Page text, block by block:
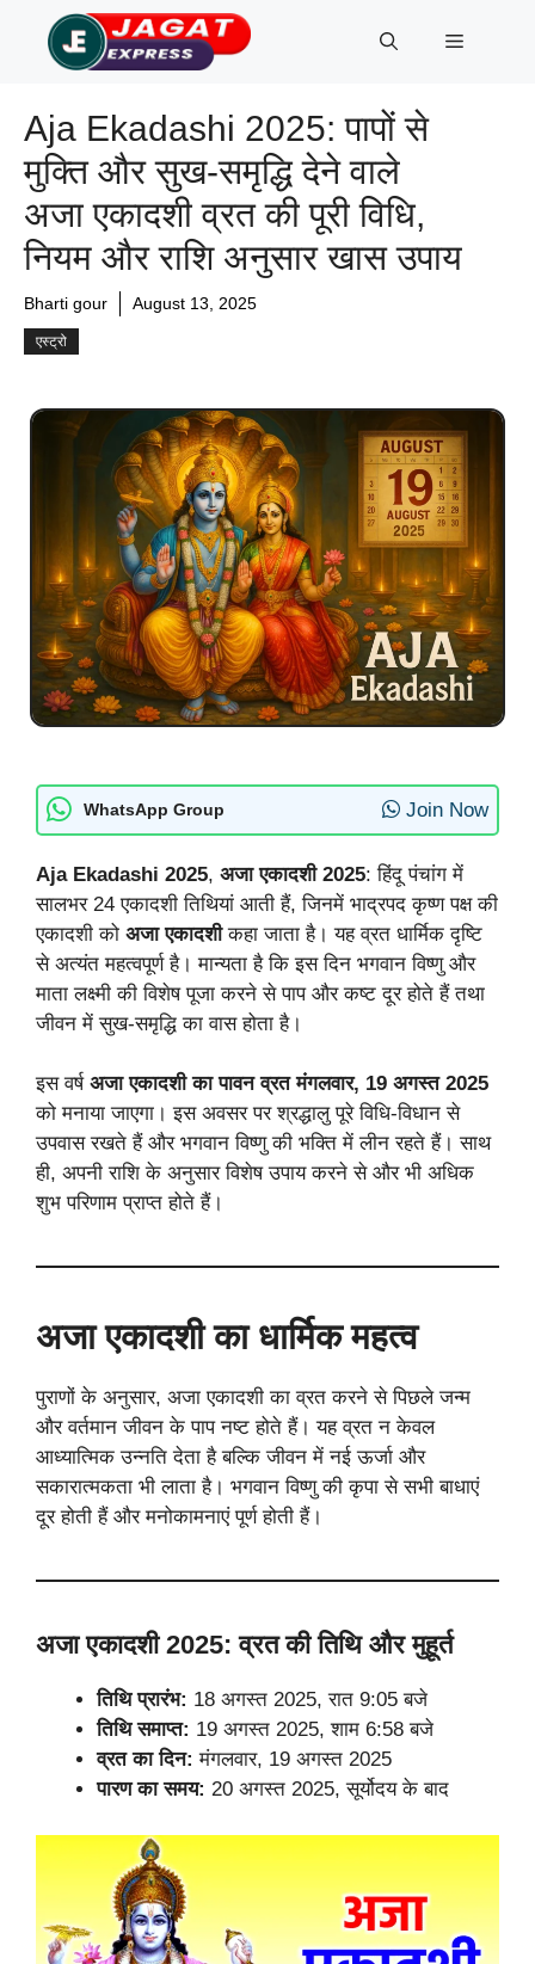
content
Menu
Aja Ekadashi 2025: पापों से
मुक्ति और सुख-समृद्धि देने वाले
अजा एकादशी व्रत की पूरी विधि,
नियम और राशि अनुसार खास उपाय
Bharti gour August 13, 2025
एस्ट्रो
WhatsApp Group Join Now
Aja Ekadashi 2025, अजा एकादशी 2025: हिंदू पंचांग में
सालभर 24 एकादशी तिथियां आती हैं, जिनमें भाद्रपद कृष्ण पक्ष की
एकादशी को अजा एकादशीकहा जाता है। यह व्रत धार्मिक दृष्टि
से अत्यंत महत्वपूर्ण है। मान्यता है कि इस दिन भगवान विष्णु और
माता लक्ष्मी की विशेष पूजा करने से पाप और कष्ट दूर होते हैं तथा
जीवन में सुख-समृद्धि का वास होता है।
इस वर्ष अजा एकादशी का पावन व्रत मंगलवार, 19 अगस्त 2025
को मनाया जाएगा। इस अवसर पर श्रद्धालु पूरे विधि-विधान से
उपवास रखते हैं और भगवान विष्णु की भक्ति में लीन रहते हैं। साथ
ही, अपनी राशि के अनुसार विशेष उपाय करने से और भी अधिक
शुभ परिणाम प्राप्त होते हैं।
अजा एकादशी का धार्मिक महत्व
पुराणों के अनुसार, अजा एकादशी का व्रत करने से पिछले जन्म
और वर्तमान जीवन के पाप नष्ट होते हैं। यह व्रत न केवल
आध्यात्मिक उन्नति देता है बल्कि जीवन में नई ऊर्जा और
सकारात्मकता भी लाता है। भगवान विष्णु की कृपा से सभी बाधाएं
दूर होती हैं और मनोकामनाएं पूर्ण होती हैं।
अजा एकादशी 2025: व्रत की तिथि और मुहूर्त
तिथि प्रारंभ: 18 अगस्त 2025, रात 9:05 बजे
तिथि समाप्त: 19 अगस्त 2025, शाम 6:58 बजे
व्रत का दिन: मंगलवार, 19 अगस्त 2025
पारण का समय: 20 अगस्त 2025, सूर्योदय के बाद